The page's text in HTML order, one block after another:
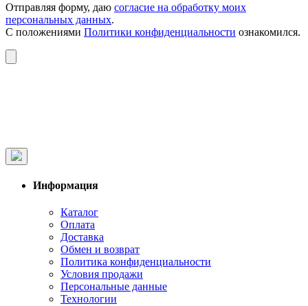
Отправляя форму, даю согласие на обработку моих
персональных данных.
С положениями Политики конфиденциальности ознакомился.
Информация
Каталог
Оплата
Доставка
Обмен и возврат
Политика конфиденциальности
Условия продажи
Персональные данные
Технологии